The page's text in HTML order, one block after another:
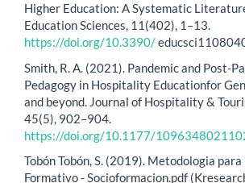
Higher Education: A Systematic
Education Sciences, 11(402), 1–13.
https://doi.org/10.3390/
Smith, R. A. (2021). Pandemic and Post-
Pedagogy in Hospitality Educationfor
and beyond. Journal of Hospitality &
45(5), 902–904.
https://doi.org/10.1177/
Tobón Tobón, S. (2019). Metodologia
Formativo - Socioformacion.pdf